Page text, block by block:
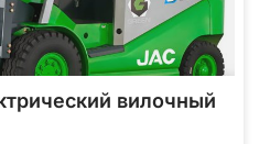
вилочный